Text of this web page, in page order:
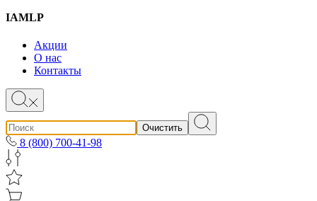
IAMLP
Акции
О нас
Контакты
Очистить
8 (800) 700-41-98